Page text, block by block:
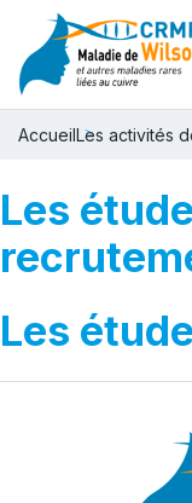
AccueilLes activités
Les
Les